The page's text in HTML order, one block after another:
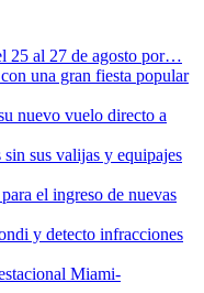
25 al 27 de agosto por…
una gran fiesta popular
nuevo vuelo directo a
sus valijas y equipajes
el ingreso de nuevas
y detecto infracciones
Miami-